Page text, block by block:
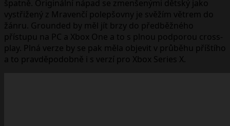
špatně. Originální nápad se zmenšenými dětský jako
vystřižený z Mravenčí polepšovny je svěžím větrem do
žánru. Grounded by měl jít brzy do předběžného
přístupu na PC a Xbox One a to s plnou podporou cross-
play. Plná verze by se pak měla objevit v průběhu příštího
a to pravděpodobně i s verzí pro Xbox Series X.